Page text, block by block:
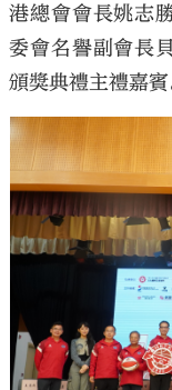
港總會會長姚志
委會名譽副會長
頒獎典禮主禮嘉賓